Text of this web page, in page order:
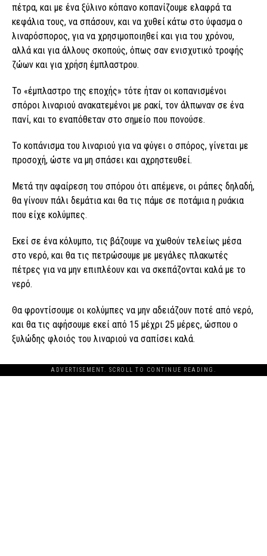
πέτρα, και με ένα ξύλινο κόπανο κοπανίζουμε ελαφρά τα
κεφάλια τους, να σπάσουν, και να χυθεί κάτω στο ύφασμα ο
λιναρόσπορος, για να χρησιμοποιηθεί και για του χρόνου,
αλλά και για άλλους σκοπούς, όπως σαν ενισχυτικό τροφής
ζώων και για χρήση έμπλαστρου.
Το «έμπλαστρο της εποχής» τότε ήταν οι κοπανισμένοι
σπόροι λιναριού ανακατεμένοι με ρακί, τον άλπωναν σε ένα
πανί, και το εναπόθεταν στο σημείο που πονούσε.
Το κοπάνισμα του λιναριού για να φύγει ο σπόρος, γίνεται με
προσοχή, ώστε να μη σπάσει και αχρηστευθεί.
Μετά την αφαίρεση του σπόρου ότι απέμενε, οι ράπες δηλαδή,
θα γίνουν πάλι δεμάτια και θα τις πάμε σε ποτάμια η ρυάκια
που είχε κολύμπες.
Εκεί σε ένα κόλυμπο, τις βάζουμε να χωθούν τελείως μέσα
στο νερό, και θα τις πετρώσουμε με μεγάλες πλακωτές
πέτρες για να μην επιπλέουν και να σκεπάζονται καλά με το
νερό.
Θα φροντίσουμε οι κολύμπες να μην αδειάζουν ποτέ από νερό,
και θα τις αφήσουμε εκεί από 15 μέχρι 25 μέρες, ώσπου ο
ξυλώδης φλοιός του λιναριού να σαπίσει καλά.
ADVERTISEMENT. SCROLL TO CONTINUE READING.